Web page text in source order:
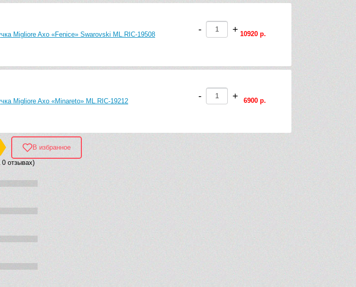
Migliore Axo «Fenice» Swarovski ML.RIC-19508 - + 10920 р.
Migliore Axo «Minareto» ML.RIC-19212 - + 6900 р.
В избранное
отзывах)